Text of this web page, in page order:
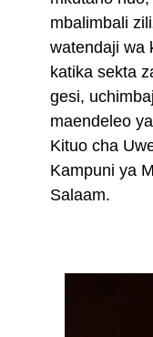
mbalimbali
watendaji wa
katika sekta
gesi,
maendeleo
Kituo cha
Kampuni ya
Salaam.